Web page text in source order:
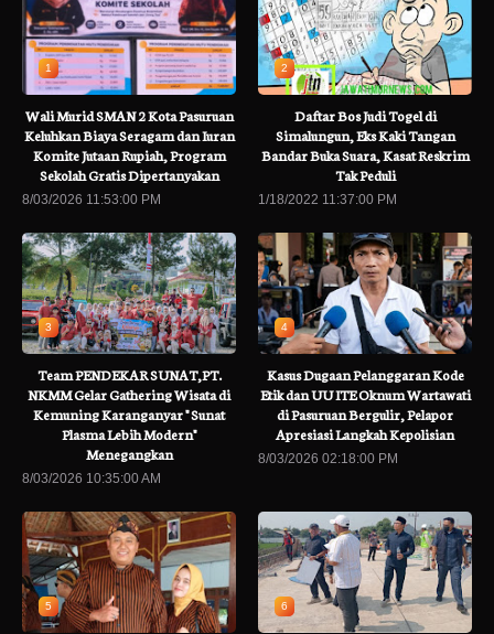
1
Wali Murid SMAN 2 Kota Pasuruan
Keluhkan Biaya Seragam dan Iuran
Komite Jutaan Rupiah, Program
Sekolah Gratis Dipertanyakan
8/03/2026 11:53:00 PM
2
Daftar Bos Judi Togel di
Simalungun, Eks Kaki Tangan
Bandar Buka Suara, Kasat Reskrim
Tak Peduli
1/18/2022 11:37:00 PM
3
Team PENDEKAR SUNAT,PT.
NKMM Gelar Gathering Wisata di
Kemuning Karanganyar " Sunat
Plasma Lebih Modern"
Menegangkan
8/03/2026 10:35:00 AM
4
Kasus Dugaan Pelanggaran Kode
Etik dan UU ITE Oknum Wartawati
di Pasuruan Bergulir, Pelapor
Apresiasi Langkah Kepolisian
8/03/2026 02:18:00 PM
5 6